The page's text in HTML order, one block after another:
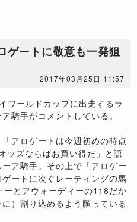
ゲートに敬意も一発狙
2017年03月25日 11:57
ワールドカップに出走するラ
騎手がコメントしている。
アロゲートは今週初めの時点
ッズならばお買い得だ」と語
ア騎手。その上で「アロゲー
ートに次ぐレーティングの馬
とアウォーディーの118だか
）割り込めるよう願っている